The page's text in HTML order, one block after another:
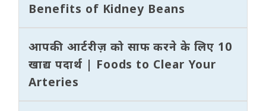
Benefits of Kidney Beans
आपकी आर्टरीज़ को साफ करने के लिए 10
खाद्य पदार्थ | Foods to Clear Your
Arteries